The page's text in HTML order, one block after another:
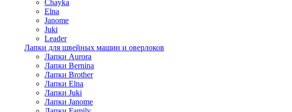
Chayka
Elna
Janome
Juki
Leader
Лапки для швейных машин и оверлоков
Лапки Aurora
Лапки Bernina
Лапки Brother
Лапки Elna
Лапки Juki
Лапки Janome